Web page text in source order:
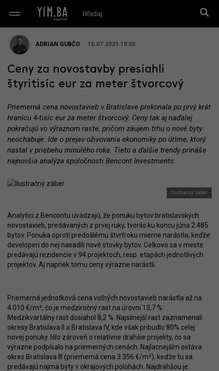
ADRIAN GUBČO 16.07.2021 18:05
Ceny za novostavby presiahli
štyritisíc eur za meter štvorcový
Priemerná cena novostavieb v Bratislave prekonala po prvý krát
hranicu 4-tisíc eur za meter štvorcový. Ceny tak aj naďalej
pokračujú vo výraznom raste, pričom záujem trhu o nové byty
neochabuje. Ide o prejav oživovania ekonomiky po útlme, ktorý
nastal v priebehu minulého roka. Tieto a ďalšie trendy prináša
najnovšia analýza spoločnosti Bencont Investments.
Ilustračný záber
Analytici z Bencontu uvádzajú, že ponuku bytov bratislavských
novostavieb, predávaných z prvej ruky, tvorilo ku koncu júna 2.485
bytov. Ponuka oproti predošlému štvrťroku mierne narástla, keďže
developeri do nej nasadili nové stovky bytov. Celkovo sa v meste
predávajú rezidencie v 94 projektoch, resp. etapách jednotlivých
projektov. Aj napriek tomu ceny výrazne narástli.
Priemerná jednotková cena voľných novostavieb narástla až na
4.010 €/m², čo je medziročný rast na úrovni 13,7 %.
Medzikvartálny rast dosiahol 8,2 %. Najsilnejší rast zaznamenali
okresy Bratislava II a Bratislava IV, kde však pribudlo 80% celej
novej ponuky. Išlo zároveň o relatívne drahšie projekty, čo sa
výrazne podpísalo na priemerných cenách. Najlacnejším ostáva
okres Bratislava III (priemerná cena 3.356 €/m²), keďže tu sa
predávajú najmä byty v okrajových polohách. Najdrahšou je